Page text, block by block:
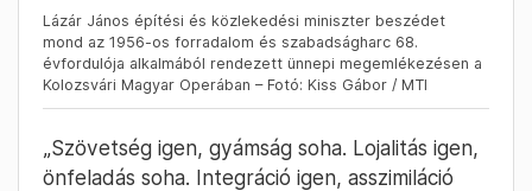
Lázár János építési és közlekedési miniszter beszédet
mond az 1956-os forradalom és szabadságharc 68.
évfordulója alkalmából rendezett ünnepi megemlékezésen a
Kolozsvári Magyar Operában – Fotó: Kiss Gábor / MTI
„Szövetség igen, gyámság soha. Lojalitás igen,
önfeladás soha. Integráció igen, asszimiláció